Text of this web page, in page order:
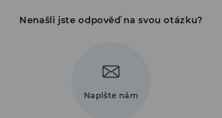
Nenašli jste odpověď na svou otázku?
Napište nám